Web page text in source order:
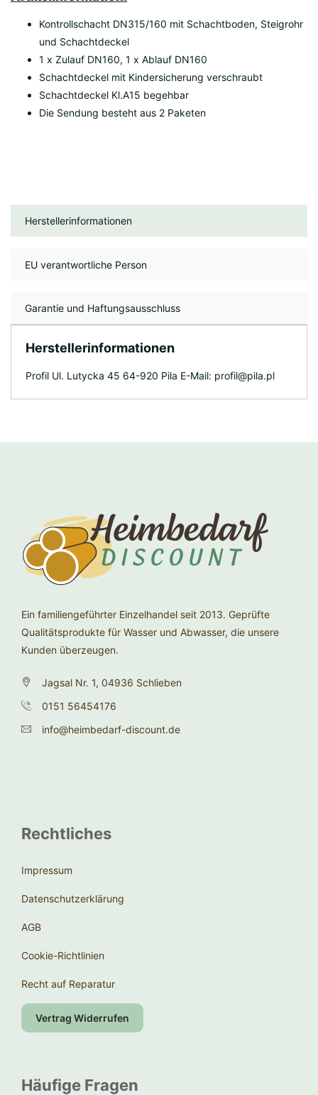
Kontrollschacht DN315/160 mit Schachtboden, Steigrohr
und Schachtdeckel
1 x Zulauf DN160, 1 x Ablauf DN160
Schachtdeckel mit Kindersicherung verschraubt
Schachtdeckel Kl.A15 begehbar
Die Sendung besteht aus 2 Paketen
Herstellerinformationen
EU verantwortliche Person
Garantie und Haftungsausschluss
Herstellerinformationen
Profil Ul. Lutycka 45 64-920 Pila E-Mail: profil@pila.pl
Ein familiengeführter Einzelhandel seit 2013. Geprüfte
Qualitätsprodukte für Wasser und Abwasser, die unsere
Kunden überzeugen.
Jagsal Nr. 1, 04936 Schlieben
0151 56454176
info@heimbedarf-discount.de
Rechtliches
Impressum
Datenschutzerklärung
AGB
Cookie-Richtlinien
Recht auf Reparatur
Vertrag Widerrufen
Häufige Fragen